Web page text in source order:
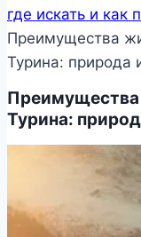
где искать и как
Преимущества
Турина: природа
Преимущества
Турина: